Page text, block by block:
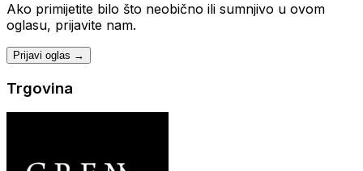
Ako primijetite bilo što neobično ili sumnjivo u ovom
oglasu, prijavite nam.
Prijavi oglas →
Trgovina